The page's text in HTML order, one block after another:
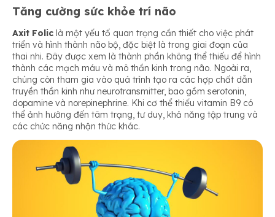
Tăng cường sức khỏe trí não
Axit Folic là một yếu tố quan trọng cần thiết cho việc phát
triển và hình thành não bộ, đặc biệt là trong giai đoạn của
thai nhi. Đây được xem là thành phần không thể thiếu để hình
thành các mạch máu và mô thần kinh trong não. Ngoài ra,
chúng còn tham gia vào quá trình tạo ra các hợp chất dẫn
truyền thần kinh như neurotransmitter, bao gồm serotonin,
dopamine và norepinephrine. Khi cơ thể thiếu vitamin B9 có
thể ảnh hưởng đến tâm trạng, tư duy, khả năng tập trung và
các chức năng nhận thức khác.